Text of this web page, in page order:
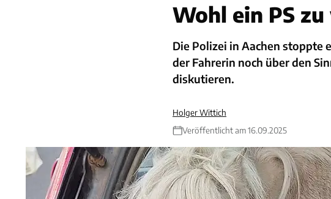
Wohl ein PS
Die Polizei in Aachen stoppte
der Fahrerin noch über den
diskutieren.
Holger Wittich
Veröffentlicht am 16.09.2025